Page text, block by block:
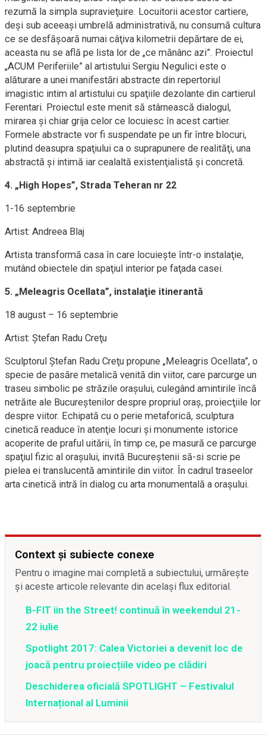
rezumă la simpla supravieţuire. Locuitorii acestor cartiere,
deşi sub aceeaşi umbrelă administrativă, nu consumă cultura
ce se desfăşoară numai câţiva kilometrii depărtare de ei,
aceasta nu se află pe lista lor de „ce mănânc azi”. Proiectul
„ACUM Periferiile” al artistului Sergiu Negulici este o
alăturare a unei manifestări abstracte din repertoriul
imagistic intim al artistului cu spaţiile dezolante din cartierul
Ferentari. Proiectul este menit să stârnească dialogul,
mirarea şi chiar grija celor ce locuiesc în acest cartier.
Formele abstracte vor fi suspendate pe un fir între blocuri,
plutind deasupra spaţiului ca o suprapunere de realităţi, una
abstractă şi intimă iar cealaltă existenţialistă şi concretă.
4. „High Hopes”, Strada Teheran nr 22
1-16 septembrie
Artist: Andreea Blaj
Artista transformă casa în care locuieşte într-o instalaţie,
mutând obiectele din spaţiul interior pe faţada casei.
5. „Meleagris Ocellata”, instalaţie itinerantă
18 august – 16 septembrie
Artist: Ştefan Radu Creţu
Sculptorul Ştefan Radu Creţu propune „Meleagris Ocellata”, o
specie de pasăre metalică venită din viitor, care parcurge un
traseu simbolic pe străzile oraşului, culegând amintirile încă
netrăite ale Bucureştenilor despre propriul oraş, proiecţiile lor
despre viitor. Echipată cu o perie metaforică, sculptura
cinetică readuce în atenţie locuri şi monumente istorice
acoperite de praful uitării, în timp ce, pe masură ce parcurge
spaţiul fizic al oraşului, invită Bucureştenii să-si scrie pe
pielea ei translucentă amintirile din viitor. În cadrul traseelor
arta cinetică intră în dialog cu arta monumentală a oraşului.
Context și subiecte conexe
Pentru o imagine mai completă a subiectului, urmărește
și aceste articole relevante din același flux editorial.
B-FIT iin the Street! continuă în weekendul 21-
22 iulie
Spotlight 2017: Calea Victoriei a devenit loc de
joacă pentru proiecțiile video pe clădiri
Deschiderea oficială SPOTLIGHT – Festivalul
Internațional al Luminii